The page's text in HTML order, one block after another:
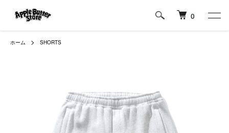
0
ホーム SHORTS